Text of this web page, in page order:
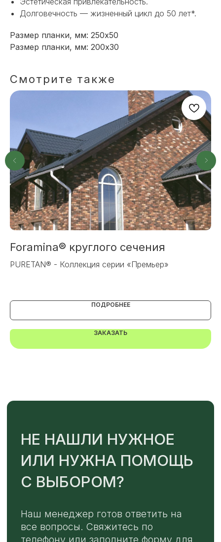
Долговечность — жизненный цикл до 50 лет*.
Размер планки, мм: 250х50
Размер планки, мм: 200х30
Смотрите также
Foramina® круглого сечения
PURETAN® - Коллекция серии «Премьер»
ПОДРОБНЕЕ
ЗАКАЗАТЬ
Или напишите нам напрямую
+7
ОТПРАВИТЬ
MAX
TELEGRAM